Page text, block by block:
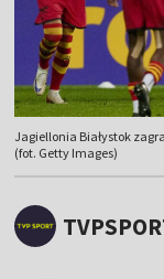
Jagiellonia Białystok
(fot. Getty Images)